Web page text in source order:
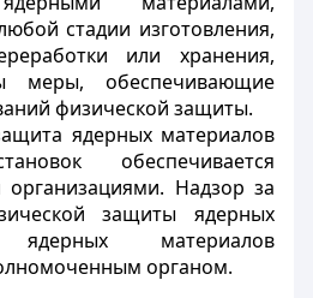
стадии изготовления,
или хранения,
меры, обеспечивающие
физической защиты.
ядерных материалов
обеспечивается
Надзор за
защиты ядерных
материалов
органом.